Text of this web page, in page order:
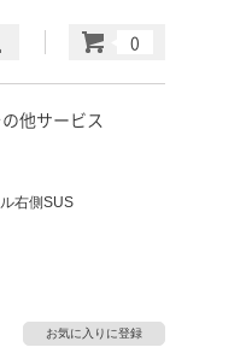
他サービス
右側SUS
お気に入りに登録